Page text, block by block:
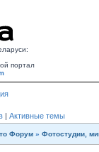
портал
| Активные темы
Форум » Фотостудии,